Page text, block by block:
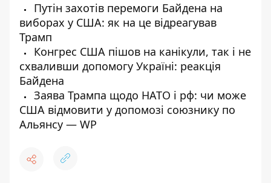
Путін захотів перемоги Байдена на
виборах у США: як на це відреагував
Трамп
Конгрес США пішов на канікули, так і не
схваливши допомогу Україні: реакція
Байдена
Заява Трампа щодо НАТО і рф: чи може
США відмовити у допомозі союзнику по
Альянсу — WP